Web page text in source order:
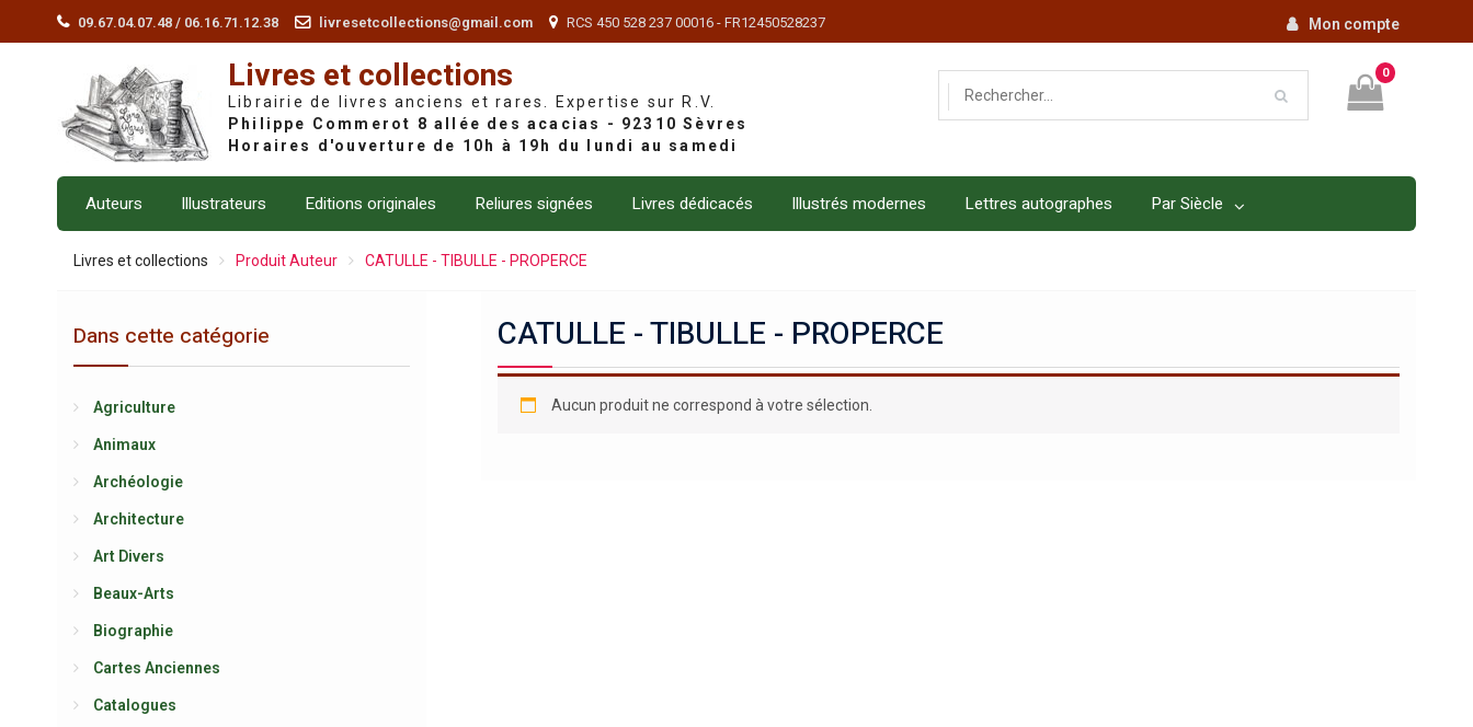
09.67.04.07.48 / 06.16.71.12.38 livresetcollections@gmail.com RCS 450 528 237 00016 - FR12450528237 Mon compte
Livres et collections
Librairie de livres anciens et rares. Expertise sur R.V.
0
Auteurs Illustrateurs Editions originales Reliures signées Livres dédicacés Illustrés modernes Lettres autographes Par Siècle
Livres et collections Produit Auteur CATULLE - TIBULLE - PROPERCE
CATULLE - TIBULLE - PROPERCE
Aucun produit ne correspond à votre sélection.
Dans cette catégorie
Agriculture
Animaux
Archéologie
Architecture
Art Divers
Beaux-Arts
Biographie
Cartes Anciennes
Catalogues